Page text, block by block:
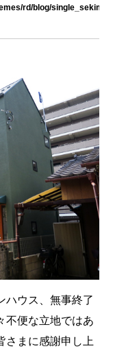
rd/blog/
ハウス、無事終了
不便な立地ではあ
さまに感謝申し上